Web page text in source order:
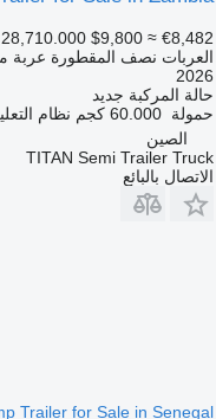
$9,800 ≈ €8,482
العربات نصف المقطورة
2026
حالة المركبة جديد
حمولة 60.000 كجم نظام
الصين
TITAN Semi Trailer Truck
الاتصال بالبائع
Trailer for Sale in Senegal